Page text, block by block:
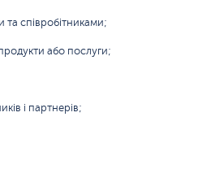
та співробітниками;
або послуги;
і партнерів;